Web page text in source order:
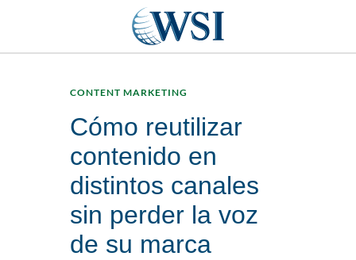
CONTENT MARKETING
Cómo reutilizar
contenido en
distintos canales
sin perder la voz
de su marca